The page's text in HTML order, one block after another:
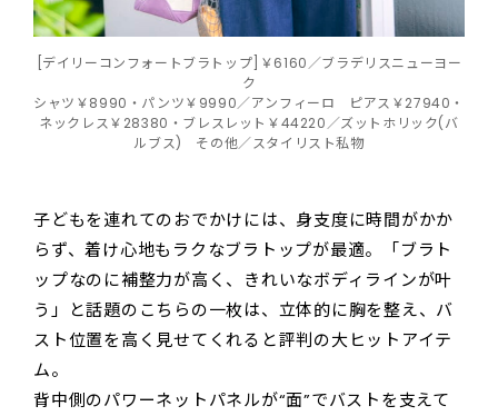
[デイリーコンフォートブラトップ]￥6160／ブラデリスニューヨー
ク
シャツ￥8990・パンツ￥9990／アンフィーロ ピアス￥27940・
ネックレス￥28380・ブレスレット￥44220／ズットホリック(バ
ルブス) その他／スタイリスト私物
子どもを連れてのおでかけには、身支度に時間がかか
らず、着け心地もラクなブラトップが最適。「ブラト
ップなのに補整力が高く、きれいなボディラインが叶
う」と話題のこちらの一枚は、立体的に胸を整え、バ
スト位置を高く見せてくれると評判の大ヒットアイテ
ム。
背中側のパワーネットパネルが“面”でバストを支えて